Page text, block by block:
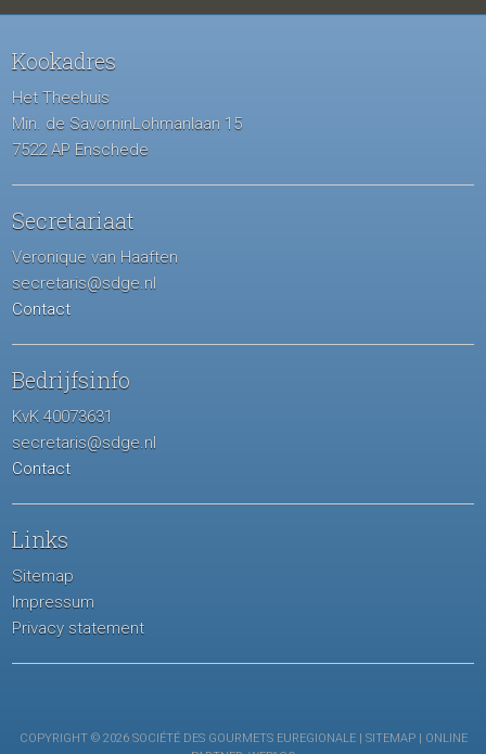
Kookadres
Het Theehuis
Min. de SavorninLohmanlaan 15
7522 AP Enschede
Secretariaat
Veronique van Haaften
secretaris@sdge.nl
Contact
Bedrijfsinfo
KvK 40073631
secretaris@sdge.nl
Contact
Links
Sitemap
Impressum
Privacy statement
COPYRIGHT © 2026 SOCIÉTÉ DES GOURMETS EUREGIONALE | SITEMAP| ONLINE